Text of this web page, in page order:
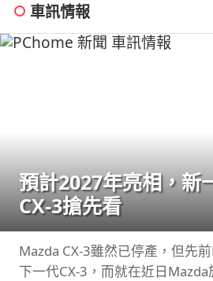
車訊情報
預計2027年亮相，新
CX-3搶先看
Mazda CX-3雖然已停產，但先
下一代CX-3，而就在近日Mazda